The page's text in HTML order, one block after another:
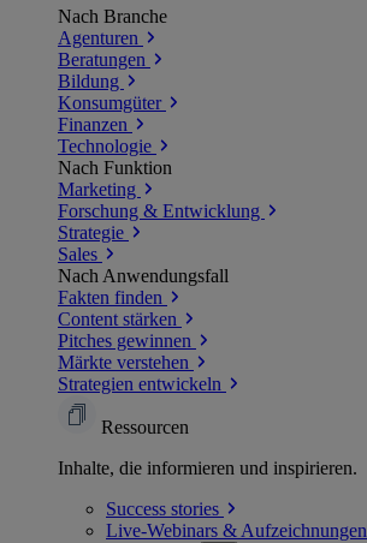
Nach Branche
Agenturen
Beratungen
Bildung
Konsumgüter
Finanzen
Technologie
Nach Funktion
Marketing
Forschung & Entwicklung
Strategie
Sales
Nach Anwendungsfall
Fakten finden
Content stärken
Pitches gewinnen
Märkte verstehen
Strategien entwickeln
Ressourcen
Inhalte, die informieren und inspirieren.
Success stories
Live-Webinars & Aufzeichnungen